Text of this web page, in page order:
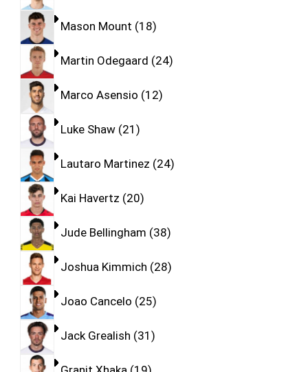
Mason Mount 18
Martin Odegaard 24
Marco Asensio 12
Luke Shaw 21
Lautaro Martinez 24
Kai Havertz 20
Jude Bellingham 38
Joshua Kimmich 28
Joao Cancelo 25
Jack Grealish 31